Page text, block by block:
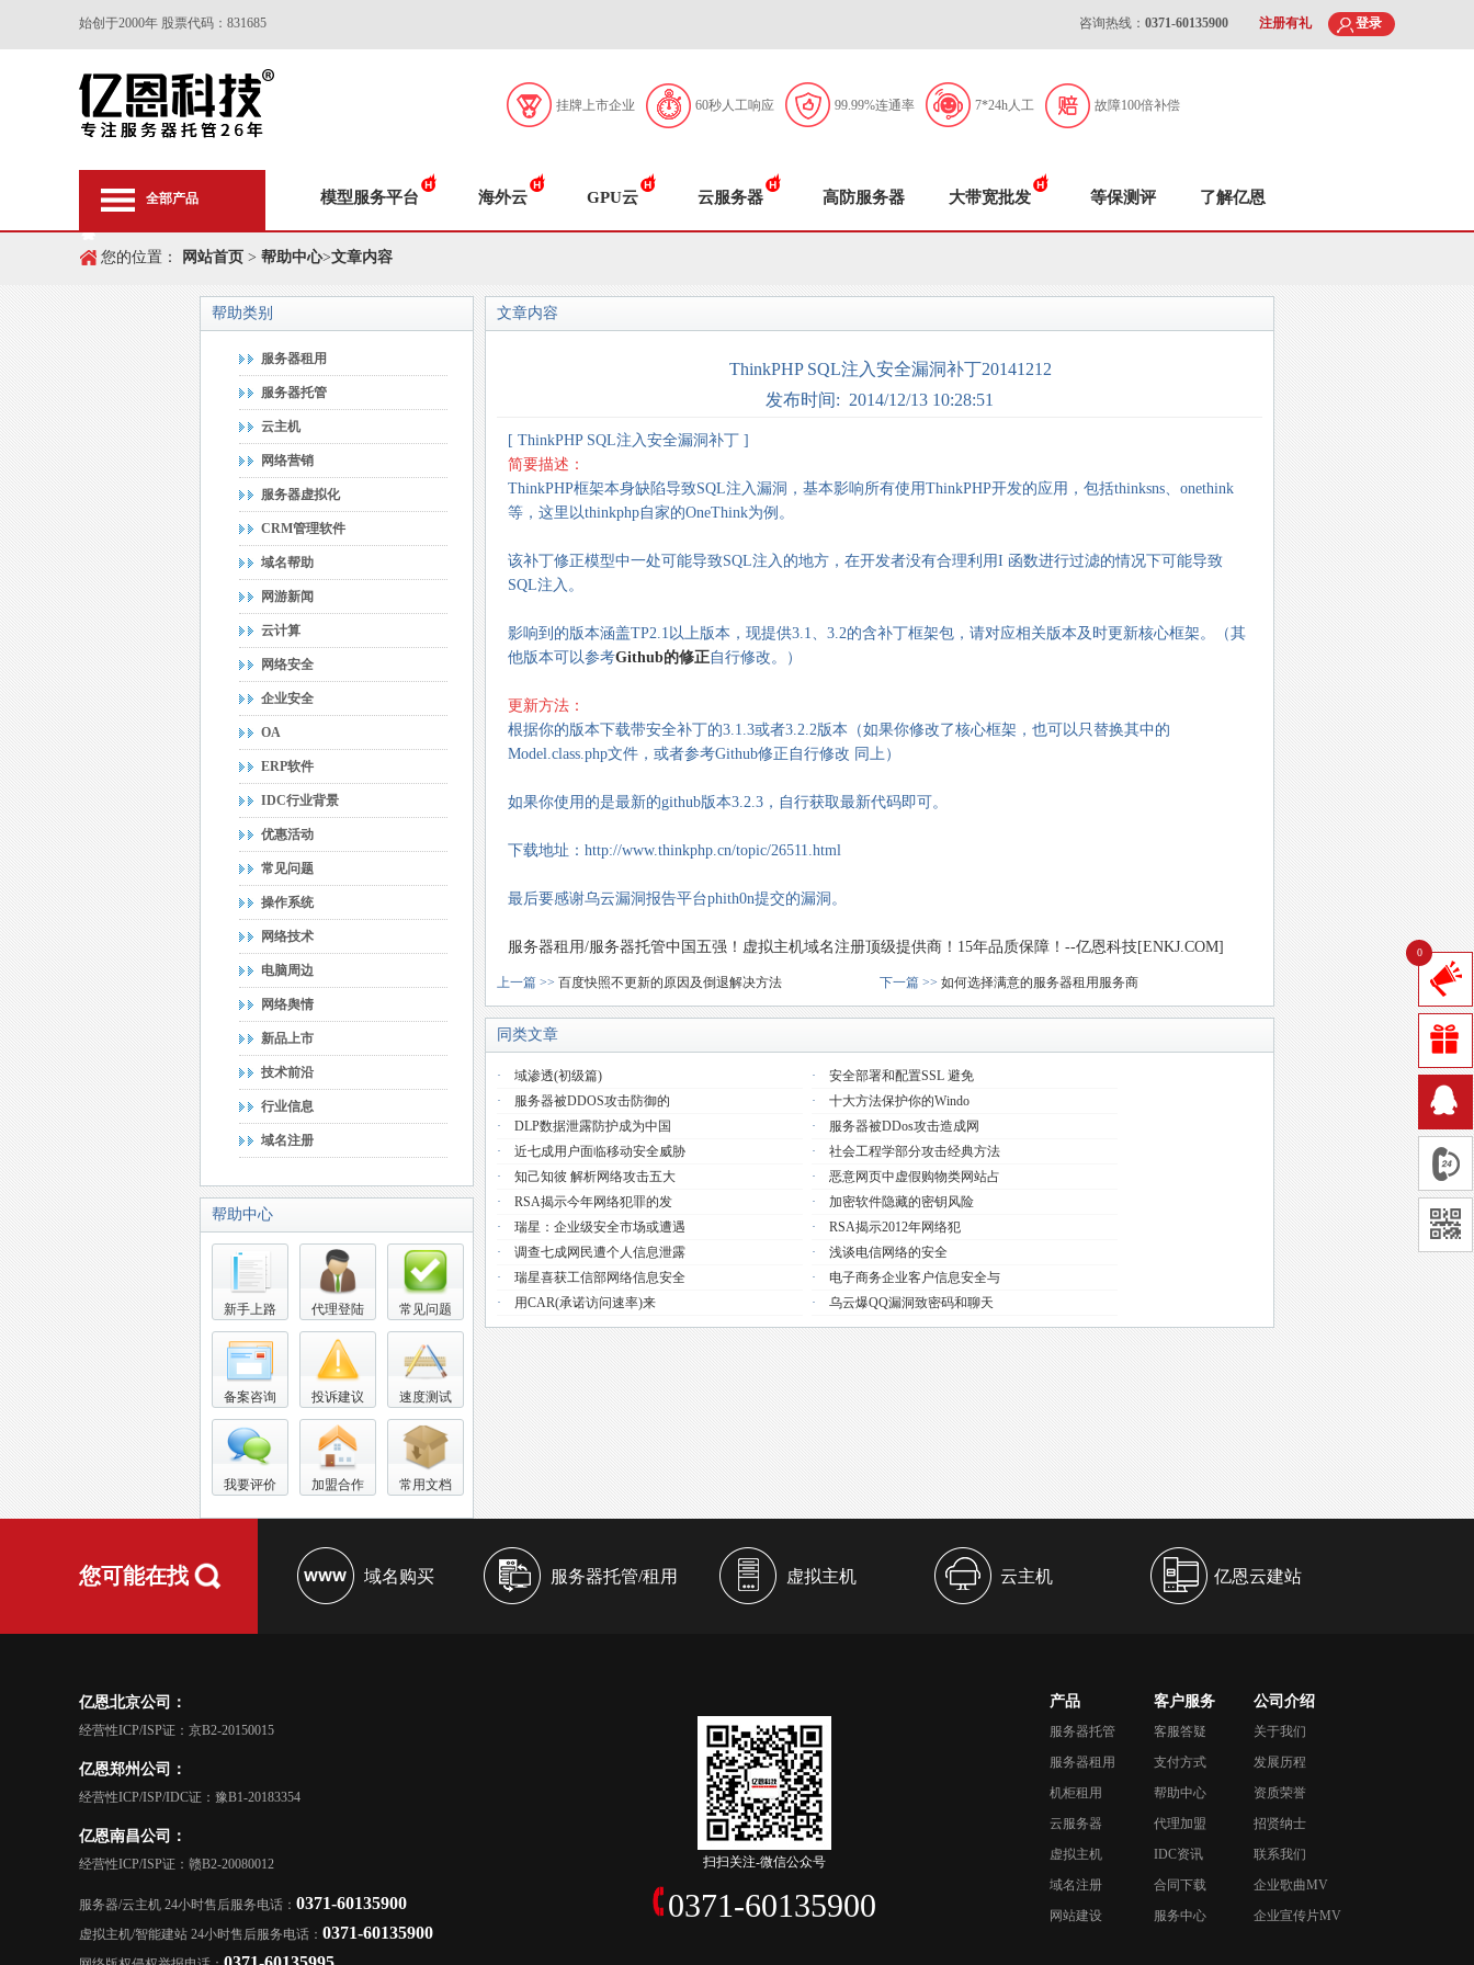
始创于2000年 股票代码：831685 咨询热线： 0371-60135900 注册有礼 登录
挂牌上市企业 60秒人工响应 99.99%连通率 7*24h人工 故障100倍补偿
全部产品 模型服务平台 海外云 GPU云 云服务器 高防服务器 大带宽批发 等保测评 了解亿恩
您的位置： 网站首页 > 帮助中心>文章内容
帮助类别
服务器租用
服务器托管
云主机
网络营销
服务器虚拟化
CRM管理软件
域名帮助
网游新闻
云计算
网络安全
企业安全
OA
ERP软件
IDC行业背景
优惠活动
常见问题
操作系统
网络技术
电脑周边
网络舆情
新品上市
技术前沿
行业信息
域名注册
帮助中心
新手上路 代理登陆 常见问题
备案咨询 投诉建议 速度测试
我要评价 加盟合作 常用文档
文章内容
ThinkPHP SQL注入安全漏洞补丁20141212
发布时间: 2014/12/13 10:28:51
[ ThinkPHP SQL注入安全漏洞补丁 ]
简要描述：
ThinkPHP框架本身缺陷导致SQL注入漏洞，基本影响所有使用ThinkPHP开发的应用，包括thinksns、onethink
等，这里以thinkphp自家的OneThink为例。
该补丁修正模型中一处可能导致SQL注入的地方，在开发者没有合理利用I 函数进行过滤的情况下可能导致
SQL注入。
影响到的版本涵盖TP2.1以上版本，现提供3.1、3.2的含补丁框架包，请对应相关版本及时更新核心框架。（其
他版本可以参考Github的修正自行修改。）
更新方法 ：
根据你的版本下载带安全补丁的3.1.3或者3.2.2版本（如果你修改了核心框架，也可以只替换其中的
Model.class.php文件，或者参考Github修正自行修改 同上）
如果你使用的是最新的github版本3.2.3，自行获取最新代码即可。
下载地址：http://www.thinkphp.cn/topic/26511.html
最后要感谢乌云漏洞报告平台phith0n提交的漏洞。
服务器租用/服务器托管中国五强！虚拟主机域名注册顶级提供商！15年品质保障！--亿恩科技[ENKJ.COM]
上一篇 >> 百度快照不更新的原因及倒退解决方法 下一篇 >> 如何选择满意的服务器租用服务商
同类文章
· 域渗透(初级篇) ·安全部署和配置SSL 避免
· 服务器被DDOS攻击防御的 ·十大方法保护你的Windo
· DLP数据泄露防护成为中国 · 服务器被DDos攻击造成网
· 近七成用户面临移动安全威胁 ·社会工程学部分攻击经典方法
· 知己知彼 解析网络攻击五大 ·恶意网页中虚假购物类网站占
· RSA揭示今年网络犯罪的发 ·加密软件隐藏的密钥风险
· 瑞星：企业级安全市场或遭遇 ·RSA揭示2012年网络犯
· 调查七成网民遭个人信息泄露 ·浅谈电信网络的安全
· 瑞星喜获工信部网络信息安全 · 电子商务企业客户信息安全与
· 用CAR(承诺访问速率)来 ·乌云爆QQ漏洞致密码和聊天
您可能在找 域名购买 服务器托管/租用 虚拟主机 云主机 亿恩云建站
亿恩北京公司：
经营性ICP/ISP证：京B2-20150015
亿恩郑州公司：
经营性ICP/ISP/IDC证：豫B1-20183354
亿恩南昌公司：
经营性ICP/ISP证：赣B2-20080012
服务器/云主机 24小时售后服务电话： 0371-60135900
虚拟主机/智能建站 24小时售后服务电话： 0371-60135900
扫扫关注-微信公众号
0371-60135900
产品
服务器托管
服务器租用
机柜租用
云服务器
虚拟主机
域名注册
网站建设
客户服务
客服答疑
支付方式
帮助中心
代理加盟
IDC资讯
合同下载
服务中心
公司介绍
关于我们
发展历程
资质荣誉
招贤纳士
联系我们
企业歌曲MV
企业宣传片MV
0